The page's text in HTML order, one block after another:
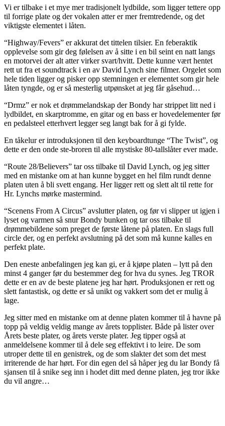
Vi er tilbake i et mye mer tradisjonelt lydbilde, som ligger tettere opp
til forrige plate og der vokalen atter er mer fremtredende, og det
viktigste elementet i låten.
“Highway/Fevers” er akkurat det tittelen tilsier. En feberaktik
opplevelse som gir deg følelsen av å sitte i en bil seint en natt langs
en motorvei der alt atter virker svart/hvitt. Dette kunne vært hentet
rett ut fra et soundtrack i en av David Lynch sine filmer. Orgelet som
hele tiden ligger og pisker opp stemningen er elementet som gir hele
låten tyngde, og er så mesterlig utpønsket at jeg får gåsehud…
“Drmz” er nok et drømmelandskap der Bondy har strippet litt ned i
lydbildet, en skarptromme, en gitar og en bass er hovedelementer før
en pedalsteel etterhvert legger seg langt bak for å gi fylde.
En tåkelur er introduksjonen til den keyboardtunge “The Twist”, og
dette er den onde ste-broren til alle mystiske 80-tallslåter ever made.
“Route 28/Believers” tar oss tilbake til David Lynch, og jeg sitter
med en mistanke om at han kunne bygget en hel film rundt denne
platen uten å bli svett engang. Her ligger rett og slett alt til rette for
Hr. Lynchs mørke mastermind.
“Scenens From A Circus” avslutter platen, og før vi slipper ut igjen i
lyset og varmen så snur Bondy bunken og tar oss tilbake til
drømmebildene som preget de første låtene på platen. En slags full
circle der, og en perfekt avslutning på det som må kunne kalles en
perfekt plate.
Den eneste anbefalingen jeg kan gi, er å kjøpe platen – lytt på den
minst 4 ganger før du bestemmer deg for hva du synes. Jeg TROR
dette er en av de beste platene jeg har hørt. Produksjonen er rett og
slett fantastisk, og dette er så unikt og vakkert som det er mulig å
lage.
Jeg sitter med en mistanke om at denne platen kommer til å havne på
topp på veldig veldig mange av årets topplister. Både på lister over
Årets beste plater, og årets verste plater. Jeg tipper også at
anmeldelsene kommer til å dele seg effektivt i to leire. De som
utroper dette til en genistrek, og de som slakter det som det mest
irriterende de har hørt. For din egen del så håper jeg du lar Bondy få
sjansen til å snike seg inn i hodet ditt med denne platen, jeg tror ikke
du vil angre…